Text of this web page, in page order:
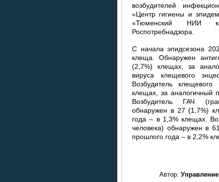
возбудителей
«Центр гигиены и
«Тюменский НИИ
Роспотребнадзора.
С начала эпидсезона
клеща. Обнаружен
(2,7%) клещах, за
вируса клещевого
Возбудитель
клещах, за аналогичный
Возбудитель ГАЧ
обнаружен в 27 (1,7%)
года – в 1,3% клещах.
человека) обнаружен в
прошлого года – в 2,2%
Автор: